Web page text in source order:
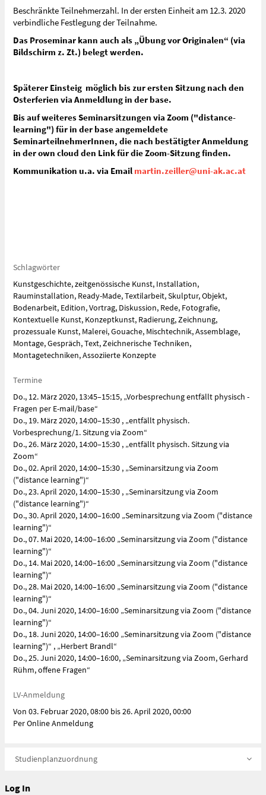
Beschränkte Teilnehmerzahl. In der ersten Einheit am 12.3. 2020
verbindliche Festlegung der Teilnahme.
Das Proseminar kann auch als „Übung vor Originalen“ (via
Bildschirm z. Zt.) belegt werden.
Späterer Einsteig möglich bis zur ersten Sitzung nach den
Osterferien via Anmeldlung in der base.
Bis auf weiteres Seminarsitzungen via Zoom ("distance-
learning") für in der base angemeldete
SeminarteilnehmerInnen, die nach bestätigter Anmeldung
in der own cloud den Link für die Zoom-Sitzung finden.
Kommunikation u.a. via Email martin.zeiller@uni-ak.ac.at
Schlagwörter
Kunstgeschichte, zeitgenössische Kunst, Installation,
Rauminstallation, Ready-Made, Textilarbeit, Skulptur, Objekt,
Bodenarbeit, Edition, Vortrag, Diskussion, Rede, Fotografie,
Kontextuelle Kunst, Konzeptkunst, Radierung, Zeichnung,
prozessuale Kunst, Malerei, Gouache, Mischtechnik, Assemblage,
Montage, Gespräch, Text, Zeichnerische Techniken,
Montagetechniken, Assoziierte Konzepte
Termine
Do., 12. März 2020, 13:45–15:15, „Vorbesprechung entfällt physisch -
Fragen per E-mail/base“
Do., 19. März 2020, 14:00–15:30 , „entfällt physisch.
Vorbesprechung/1. Sitzung via Zoom“
Do., 26. März 2020, 14:00–15:30 , „entfällt physisch. Sitzung via
Zoom“
Do., 02. April 2020, 14:00–15:30 , „Seminarsitzung via Zoom
("distance learning")“
Do., 23. April 2020, 14:00–15:30 , „Seminarsitzung via Zoom
("distance learning")“
Do., 30. April 2020, 14:00–16:00 „Seminarsitzung via Zoom ("distance
learning")“
Do., 07. Mai 2020, 14:00–16:00 „Seminarsitzung via Zoom ("distance
learning")“
Do., 14. Mai 2020, 14:00–16:00 „Seminarsitzung via Zoom ("distance
learning")“
Do., 28. Mai 2020, 14:00–16:00 „Seminarsitzung via Zoom ("distance
learning")“
Do., 04. Juni 2020, 14:00–16:00 „Seminarsitzung via Zoom ("distance
learning")“
Do., 18. Juni 2020, 14:00–16:00 „Seminarsitzung via Zoom ("distance
learning")“ , „Herbert Brandl“
Do., 25. Juni 2020, 14:00–16:00, „Seminarsitzung via Zoom, Gerhard
Rühm, offene Fragen“
LV-Anmeldung
Von 03. Februar 2020, 08:00 bis 26. April 2020, 00:00
Per Online Anmeldung
Studienplanzuordnung
Log In